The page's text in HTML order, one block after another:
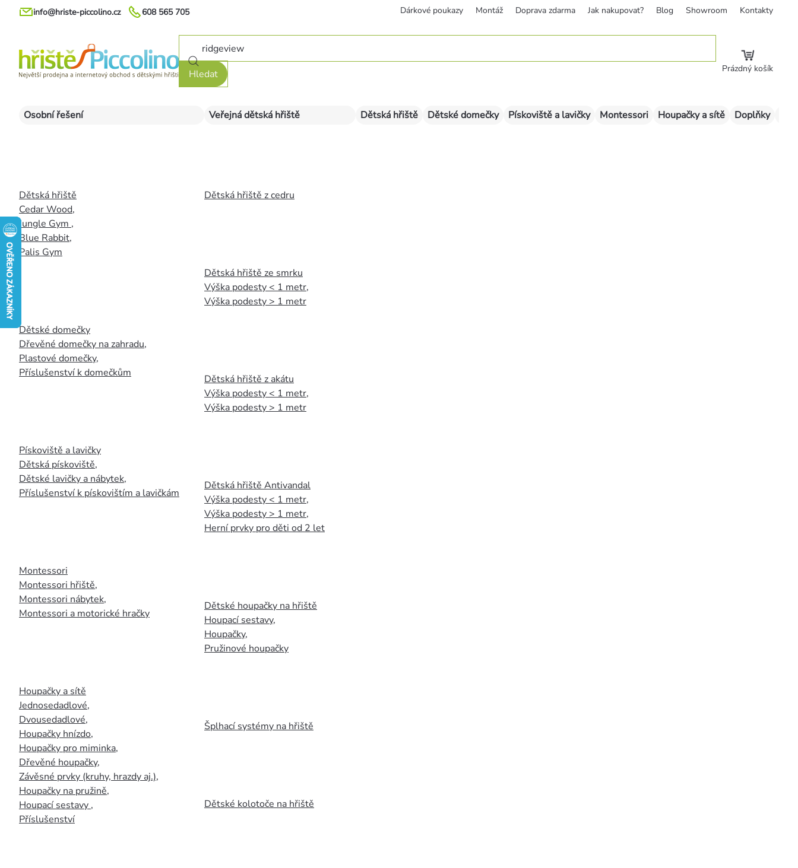
Přejít
608 565 705
info@hriste-piccolino.cz Dárkové poukazy Montáž Doprava zdarma Jak nakupovat? Blog Showroom Kontakty
Hledat Prázdný košík
Osobní řešení
Dětská hřiště
Cedar Wood,
Jungle Gym ,
Blue Rabbit,
Palis Gym
Dětské domečky
Dřevěné domečky na zahradu,
Plastové domečky,
Příslušenství k domečkům
Pískoviště a lavičky
Dětská pískoviště,
Dětské lavičky a nábytek,
Příslušenství k pískovištím a lavičkám
Montessori
Montessori hřiště,
Montessori nábytek,
Montessori a motorické hračky
Houpačky a sítě
Jednosedadlové,
Dvousedadlové,
Houpačky hnízdo,
Houpačky pro miminka,
Dřevěné houpačky,
Závěsné prvky (kruhy, hrazdy aj.),
Houpačky na pružině,
Houpací sestavy ,
Příslušenství
Veřejná dětská hřiště
Dětská hřiště z cedru
Dětská hřiště ze smrku
Výška podesty < 1 metr,
Výška podesty > 1 metr
Dětská hřiště z akátu
Výška podesty < 1 metr,
Výška podesty > 1 metr
Dětská hřiště Antivandal
Výška podesty < 1 metr,
Výška podesty > 1 metr,
Herní prvky pro děti od 2 let
Dětské houpačky na hřiště
Houpací sestavy,
Houpačky,
Pružinové houpačky
Šplhací systémy na hřiště
Dětské kolotoče na hřiště
Dětská hřiště Dětské domečky Pískoviště a lavičky Montessori Houpačky a sítě Doplňky